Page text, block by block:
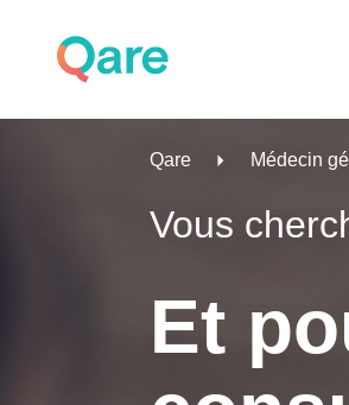
Qare Médecin
Vous
Et